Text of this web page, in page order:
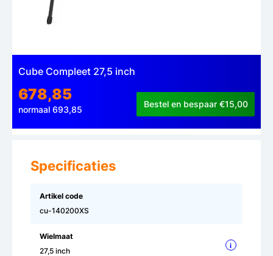
Cube Compleet 27,5 inch
678,85
normaal 693,85
Bestel en bespaar €15,00
Specificaties
Artikel code
cu-140200XS
Wielmaat
27,5 inch
i